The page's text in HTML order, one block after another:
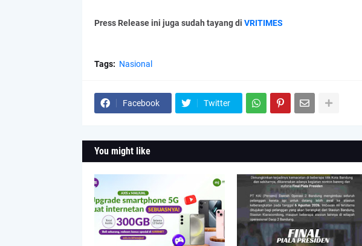
Press Release ini juga sudah tayang di VRITIMES
Tags: Nasional
Facebook Twitter
You might like